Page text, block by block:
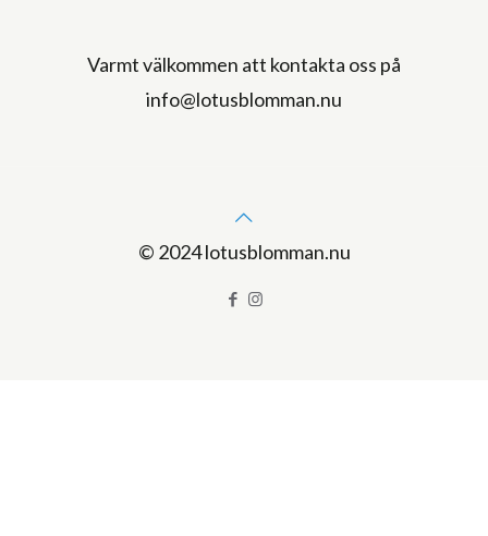
Varmt välkommen att kontakta oss på
info@lotusblomman.nu
© 2024 lotusblomman.nu